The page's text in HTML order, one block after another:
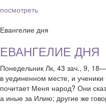
посмотреть
Евангелие дня
ЕВАНГЕЛИЕ ДНЯ
Понедельник Лк, 43 зач., 9,
в уединенном месте, и
почитает Меня народ? Они
а иные за Илию; другие же